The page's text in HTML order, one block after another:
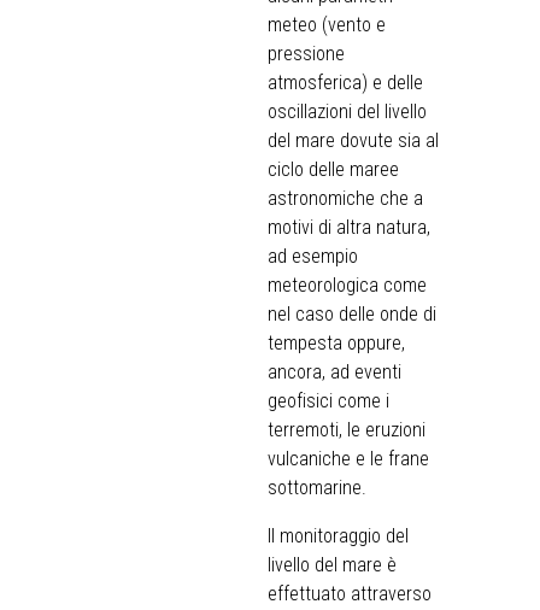
meteo (vento e
pressione
atmosferica) e delle
oscillazioni del livello
del mare dovute sia al
ciclo delle maree
astronomiche che a
motivi di altra natura,
ad esempio
meteorologica come
nel caso delle onde di
tempesta oppure,
ancora, ad eventi
geofisici come i
terremoti, le eruzioni
vulcaniche e le frane
sottomarine.
Il monitoraggio del
livello del mare è
effettuato attraverso